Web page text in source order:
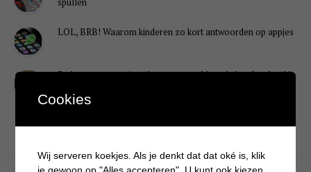
LOL, BRB! Waarom kinderen zo kort antwoorden op appjes
Redenen waarom je puber een onvoldoende heeft gehaald
Cookies
Wij serveren koekjes. Als je denkt dat dat oké is, klik
je gewoon op "Alles accepteren". U kunt ook kiezen